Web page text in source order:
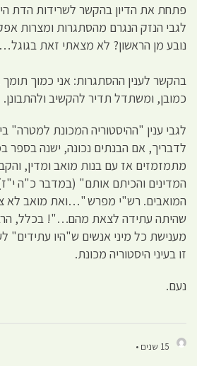
פתחת את הדיון בהקשר לשרידות הדת
לגבי הנזק הנגרם מהסתגרות ומצרות
נובע מן הראשון? לא מצאתי זאת
בהקשר לענין ההסתגרות: אני כמוך
כמובן, ומשתדל תדיר להקשיב ולהתבונן.
לגבי ענין "ההיסטוריה המכונת למטרה"
לדבריך, אם הבנתים נכונה, ישנה בספר
מתמזמזים אז עם בנות מואב ומדין,
המדינים והכיתם אותם" (במדבר כ"ה
המואבים. רש"י מפרש "…ואת מואב לא
שהיתה עתידה לצאת מהם…"! בכלל,
מענישת כל מיני אנשים ש"היו עתידים"
זו בעיני היסטוריה מכונת.
נעם.
15 שנים •